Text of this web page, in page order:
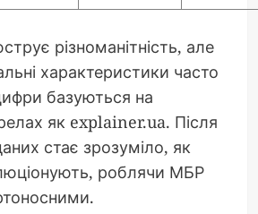
різноманітність, але
характеристики часто
базуються на
як explainer.ua. Після
стає зрозуміло, як
роблячи МБР